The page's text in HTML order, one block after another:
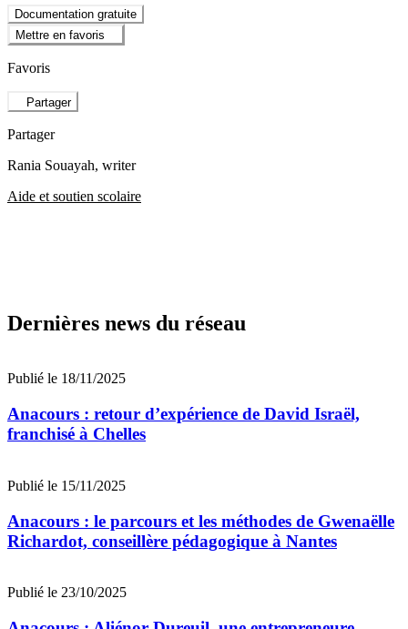
Documentation gratuite
Mettre en favoris
Favoris
Partager
Partager
Rania Souayah, writer
Aide et soutien scolaire
Dernières news du réseau
Publié le 18/11/2025
Anacours : retour d’expérience de David Israël,
franchisé à Chelles
Publié le 15/11/2025
Anacours : le parcours et les méthodes de Gwenaëlle
Richardot, conseillère pédagogique à Nantes
Publié le 23/10/2025